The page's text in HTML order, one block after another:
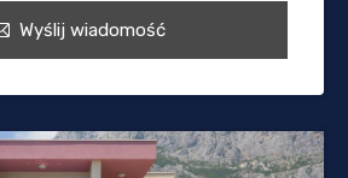
Wyślij wiadomość